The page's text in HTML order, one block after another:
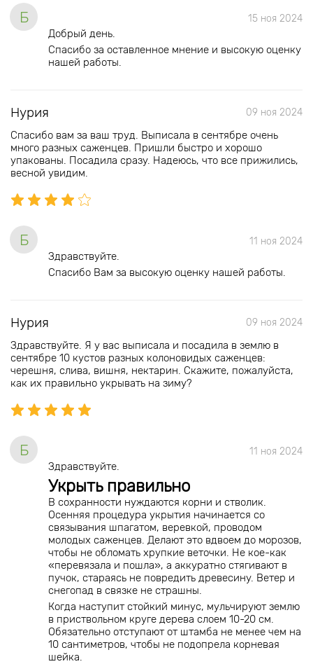
Б 15 ноя 2024
Добрый день.
Спасибо за оставленное мнение и высокую оценку
нашей работы.
Нурия 09 ноя 2024
Спасибо вам за ваш труд. Выписала в сентябре очень
много разных саженцев. Пришли быстро и хорошо
упакованы. Посадила сразу. Надеюсь, что все прижились,
весной увидим.
Б 11 ноя 2024
Здравствуйте.
Спасибо Вам за высокую оценку нашей работы.
Нурия 09 ноя 2024
Здравствуйте. Я у вас выписала и посадила в землю в
сентябре 10 кустов разных колоновидых саженцев:
черешня, слива, вишня, нектарин. Скажите, пожалуйста,
как их правильно укрывать на зиму?
Б 11 ноя 2024
Здравствуйте.
Укрыть правильно
В сохранности нуждаются корни и стволик.
Осенняя процедура укрытия начинается со
связывания шпагатом, веревкой, проводом
молодых саженцев. Делают это вдвоем до морозов,
чтобы не обломать хрупкие веточки. Не кое-как
«перевязала и пошла», а аккуратно стягивают в
пучок, стараясь не повредить древесину. Ветер и
снегопад в связке не страшны.
Когда наступит стойкий минус, мульчируют землю
в приствольном круге дерева слоем 10-20 см.
Обязательно отступают от штамба не менее чем на
10 сантиметров, чтобы не подопрела корневая
шейка.